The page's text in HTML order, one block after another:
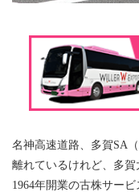
名神高速道路、多賀SA
離れているけれど、多賀
1964年開業の古株サー